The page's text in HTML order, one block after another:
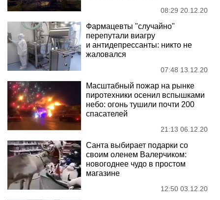
08:29 20.12.20
Фармацевты "случайно"
перепутали виагру
и антидепрессанты: никто не
жаловался
07:48 13.12.20
Масштабный пожар на рынке
пиротехники осенил вспышками
небо: огонь тушили почти 200
спасателей
21:13 06.12.20
Санта выбирает подарки со
своим оленем Валерчиком:
новогоднее чудо в простом
магазине
12:50 03.12.20